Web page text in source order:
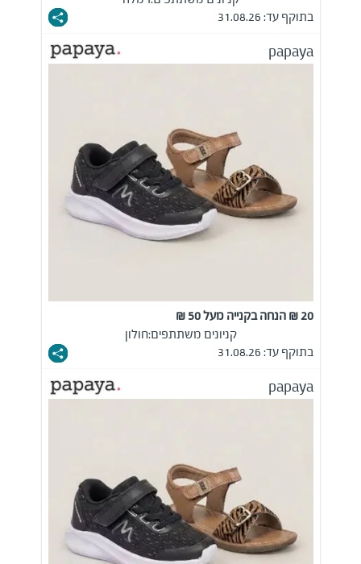
בתוקף עד: 31.08.26
papaya
20 ₪ הנחה בקנייה מעל 50 ₪
קניונים משתתפים:חולון
בתוקף עד: 31.08.26
papaya